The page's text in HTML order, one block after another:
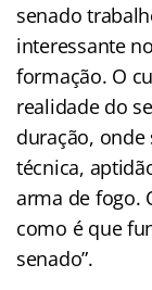
senado
interessante
formação. O
realidade do
duração, onde
técnica,
arma de fogo.
como é que
senado”.